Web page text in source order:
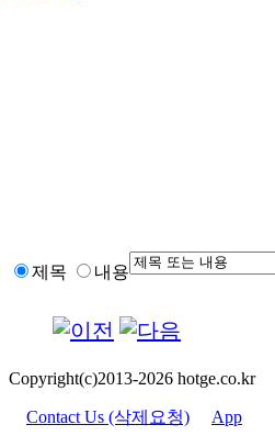
제목 내용
Copyright(c)2013-2026 hotge.co.kr
Contact Us (삭제요청) App